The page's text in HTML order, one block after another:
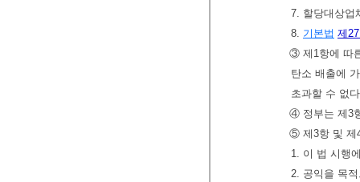
7. 할당대상업
8. 기본법 제
③ 제1항에 따
탄소 배출에
초과할 수 없
④ 정부는 제3
⑤ 제3항 및 제
1. 이 법 시행
2. 공익을 목